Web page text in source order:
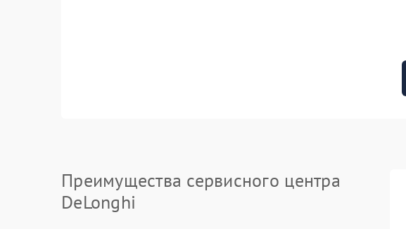
Преимущества сервисного центра
DeLonghi